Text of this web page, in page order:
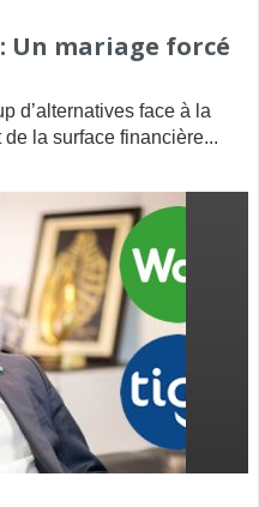
Un mariage forcé
d’alternatives face à la
la surface financière...